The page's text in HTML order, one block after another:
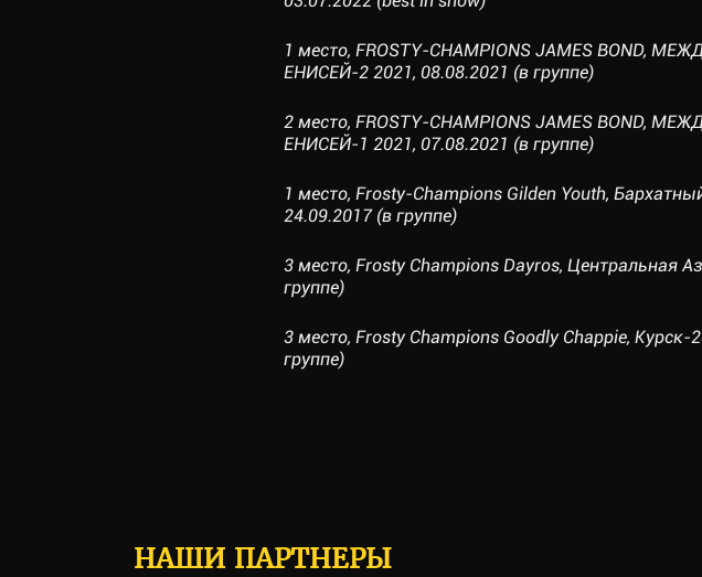
1 место, FROSTY-CHAMPIONS JAMES BOND,
ЕНИСЕЙ-2 2021, 08.08.2021 (в группе)
2 место, FROSTY-CHAMPIONS JAMES BOND,
ЕНИСЕЙ-1 2021, 07.08.2021 (в группе)
1 место, Frosty-Champions Gilden Youth,
24.09.2017 (в группе)
3 место, Frosty Champions Dayros, Центральная
группе)
3 место, Frosty Champions Goodly Chappie, Курск-
группе)
НАШИ ПАРТНЕРЫ